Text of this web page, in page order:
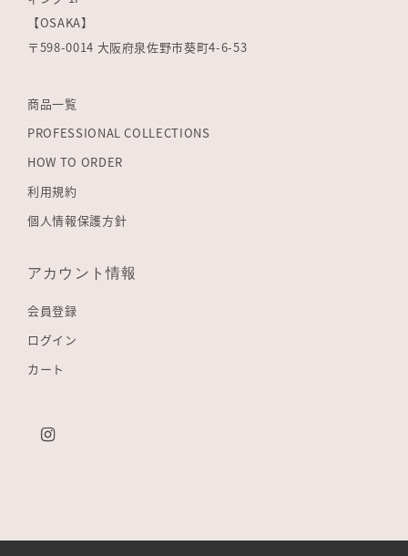
【OSAKA】
〒598-0014 大阪府泉佐野市葵町4-6-53
商品一覧
PROFESSIONAL COLLECTIONS
HOW TO ORDER
利用規約
個人情報保護方針
アカウント情報
会員登録
ログイン
カート